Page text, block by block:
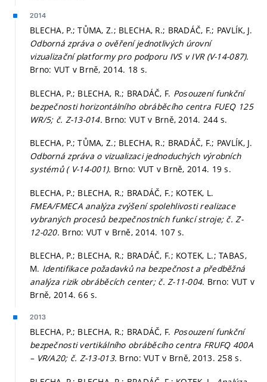
2014
BLECHA, P.; TŮMA, Z.; BLECHA, R.; BRADÁČ, F.; PAVLÍK, J.
Odborná zpráva o ověření jednotlivých úrovní
vizualizační platformy pro podporu IVS v IVR (V-14-087).
Brno: VUT v Brně, 2014. 18 s.
BLECHA, P.; BLECHA, R.; BRADÁČ, F. Posouzení funkční
bezpečnosti horizontálního obráběcího centra FUEQ 125
WR/5; č. Z-13-014. Brno: VUT v Brně, 2014. 244 s.
BLECHA, P.; TŮMA, Z.; BLECHA, R.; BRADÁČ, F.; PAVLÍK, J.
Odborná zpráva o vizualizaci jednoduchých výrobních
systémů ( V-14-001). Brno: VUT v Brně, 2014. 19 s.
BLECHA, P.; BLECHA, R.; BRADÁČ, F.; KOTEK, L.
FMEA/FMECA analýza zvýšení spolehlivosti realizace
vybraných procesů bezpečnostních funkcí stroje; č. Z-
12-020. Brno: VUT v Brně, 2014. 107 s.
BLECHA, P.; BLECHA, R.; BRADÁČ, F.; KOTEK, L.; TABAS,
M. Identifikace požadavků na bezpečnost a předběžná
analýza rizik obráběcích center; č. Z-11-004. Brno: VUT v
Brně, 2014. 66 s.
2013
BLECHA, P.; BLECHA, R.; BRADÁČ, F. Posouzení funkční
bezpečnosti vertikálního obráběcího centra FRUFQ 400A
– VR/A20; č. Z-13-013. Brno: VUT v Brně, 2013. 258 s.